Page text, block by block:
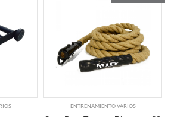
ENTRENAMIENTO VARIOS